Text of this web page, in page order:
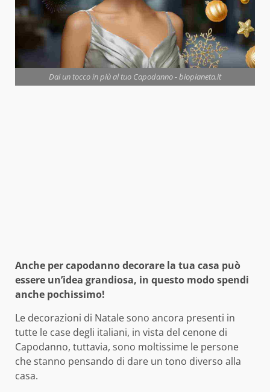
Dai un tocco in più al tuo Capodanno - biopianeta.it
Anche per capodanno decorare la tua casa può
essere un’idea grandiosa, in questo modo spendi
anche pochissimo!
Le decorazioni di Natale sono ancora presenti in
tutte le case degli italiani, in vista del cenone di
Capodanno, tuttavia, sono moltissime le persone
che stanno pensando di dare un tono diverso alla
casa.